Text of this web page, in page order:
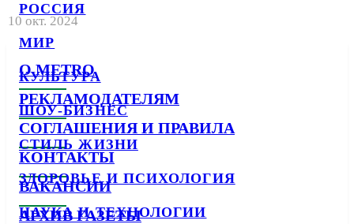
РОССИЯ
МИР
КУЛЬТУРА
ШОУ-БИЗНЕС
СТИЛЬ ЖИЗНИ
ЗДОРОВЬЕ И ПСИХОЛОГИЯ
НАУКА И ТЕХНОЛОГИИ
10 окт. 2024
О METRO
РЕКЛАМОДАТЕЛЯМ
СОГЛАШЕНИЯ И ПРАВИЛА
КОНТАКТЫ
ВАКАНСИИ
АРХИВ ГАЗЕТЫ